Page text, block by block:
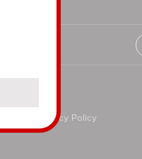
Privacy Policy